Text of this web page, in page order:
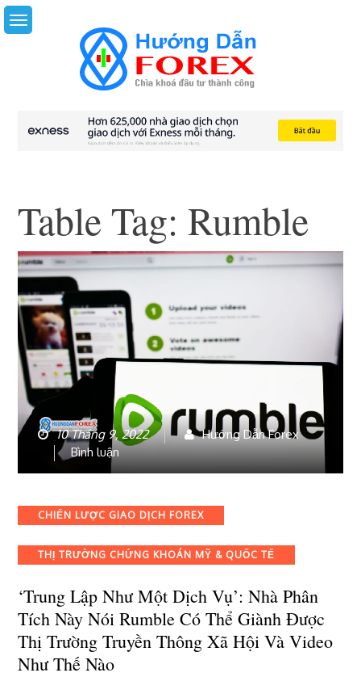
Skip
to
Table Tag:Rumble
10 Tháng 9, 2022
Hướng Dẫn Forex
Bình luậnbài
viết
lập
như
dịch
Nhà
phân
tích
này
Categories
CHIẾN LƯỢC GIAO DỊCH FOREX
THỊ TRƯỜNG CHỨNG KHOÁN MỸ & QUỐC TẾ
‘Trung Lập Như Một Dịch Vụ’: Nhà Phân
Tích Này Nói Rumble Có Thể Giành Được
Thị Trường Truyền Thông Xã Hội Và Video
Như Thế Nào